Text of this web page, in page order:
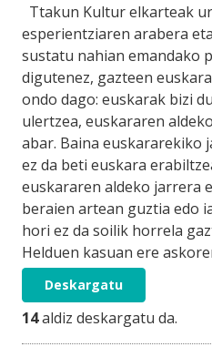
Ttakun Kultur elkarteak
esperientziaren arabera
sustatu nahian emandako
digutenez, gazteen
ondo dago: euskarak bizi
ulertzea, euskararen
abar. Baina euskararekiko
ez da beti euskara
euskararen aldeko jarrera
beraien artean guztia edo
hori ez da soilik horrela
Helduen kasuan ere
Deskargatu
14aldiz deskargatu da.